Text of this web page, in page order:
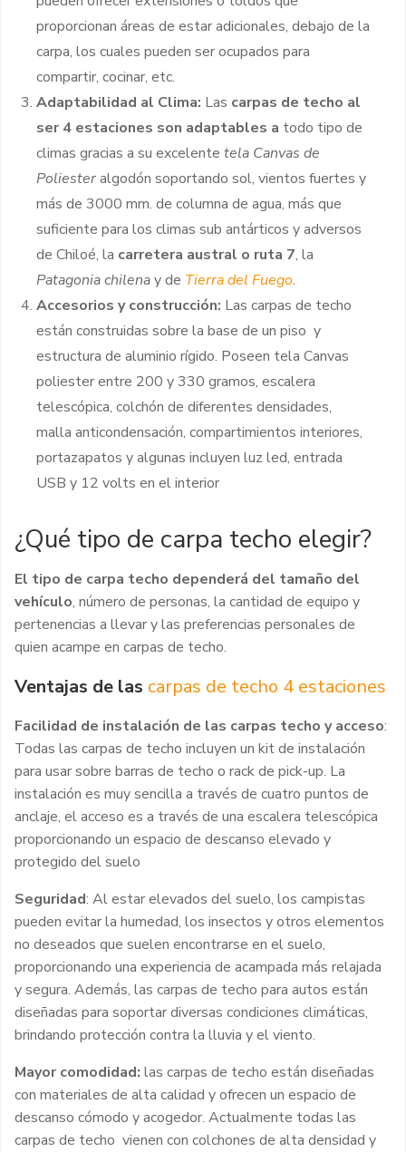
proporcionan áreas de estar adicionales, debajo de la
carpa, los cuales pueden ser ocupados para
compartir, cocinar, etc.
Adaptabilidad al Clima: Las carpas de techo al
ser 4 estaciones son adaptables a todo tipo de
climas gracias a su excelente tela Canvas de
Poliesteralgodón soportando sol, vientos fuertes y
más de 3000 mm. de columna de agua, más que
suficiente para los climas sub antárticos y adversos
de Chiloé, la carretera austral o ruta 7, la
Patagonia chilenay de Tierra del Fuego.
Accesorios y construcción: Las carpas de techo
están construidas sobre la base de un piso y
estructura de aluminio rígido. Poseen tela Canvas
poliester entre 200 y 330 gramos, escalera
telescópica, colchón de diferentes densidades,
malla anticondensación, compartimientos interiores,
portazapatos y algunas incluyen luz led, entrada
USB y 12 volts en el interior
¿Qué tipo de carpa techo elegir?
El tipo de carpa techo dependerá del tamaño del
vehículo, número de personas, la cantidad de equipo y
pertenencias a llevar y las preferencias personales de
quien acampe en carpas de techo.
Ventajas de las carpas de techo 4 estaciones
Facilidad de instalación de las carpas techo y acceso:
Todas las carpas de techo incluyen un kit de instalación
para usar sobre barras de techo o rack de pick-up. La
instalación es muy sencilla a través de cuatro puntos de
anclaje, el acceso es a través de una escalera telescópica
proporcionando un espacio de descanso elevado y
protegido del suelo
Seguridad: Al estar elevados del suelo, los campistas
pueden evitar la humedad, los insectos y otros elementos
no deseados que suelen encontrarse en el suelo,
proporcionando una experiencia de acampada más relajada
y segura. Además, las carpas de techo para autos están
diseñadas para soportar diversas condiciones climáticas,
brindando protección contra la lluvia y el viento.
Mayor comodidad: las carpas de techo están diseñadas
con materiales de alta calidad y ofrecen un espacio de
descanso cómodo y acogedor. Actualmente todas las
carpas de techo vienen con colchones de alta densidad y